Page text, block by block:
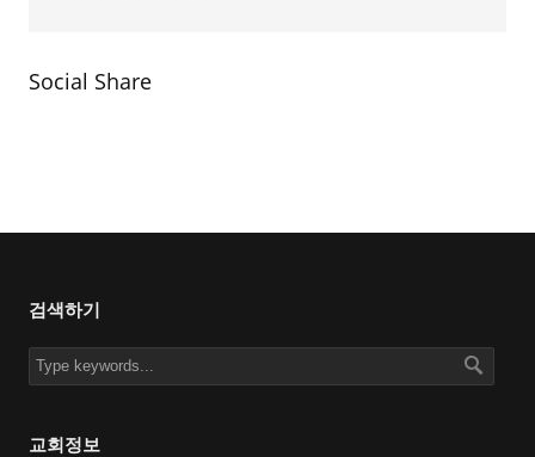
Social Share
검색하기
교회정보